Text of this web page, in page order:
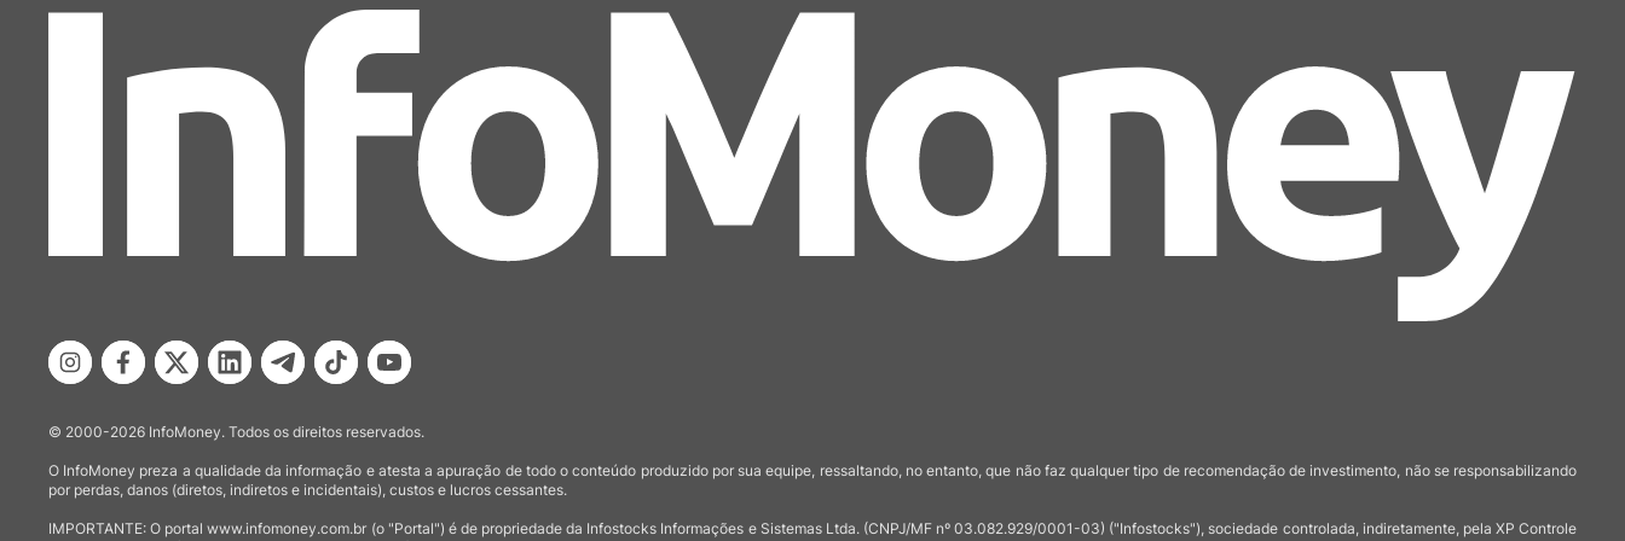
© 2000-2026 InfoMoney. Todos os direitos reservados.
O InfoMoney preza a qualidade da informação e atesta a apuração de todo o conteúdo produzido por sua equipe, ressaltando, no entanto, que não faz qualquer tipo de recomendação de investimento, não se responsabilizando
por perdas, danos (diretos, indiretos e incidentais), custos e lucros cessantes.
IMPORTANTE: O portal www.infomoney.com.br (o "Portal") é de propriedade da Infostocks Informações e Sistemas Ltda. (CNPJ/MF nº 03.082.929/0001-03) ("Infostocks"), sociedade controlada, indiretamente, pela XP Controle